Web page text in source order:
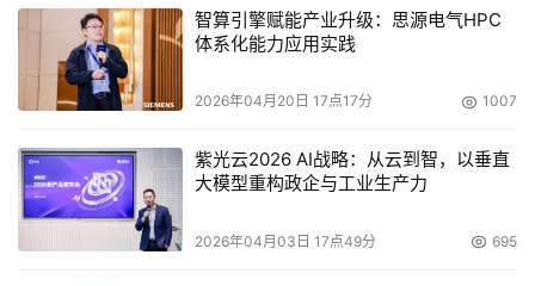
Novus这家公司之后，也是进一步强化了IBM在整个存储领
域的服务能力、实施能力，面向我们提供虚拟化的进程，所
谓虚拟化不是集成在某一个平台、某家厂商，在整个存储环
来，累计下来十几年的实施经验，包括一些团队以及实施能
力，都会加入到IBM的服务部当中来，为客户提供更好的虚
拟化存储整合以及这样面向应用、面向服务的新一代的数据
智算引擎赋能产业升级：思源电气HPC
体系化能力应用实践
2026年04月20日 17点17分 1007
紫光云2026 AI战略：从云到智，以垂直
大模型重构政企与工业生产力
2026年04月03日 17点49分 695